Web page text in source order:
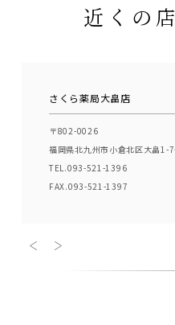
近くの
さくら薬局大畠店
〒802-0026
福岡県北九州市小倉北区大畠1-
TEL.093-521-1396
FAX.093-521-1397